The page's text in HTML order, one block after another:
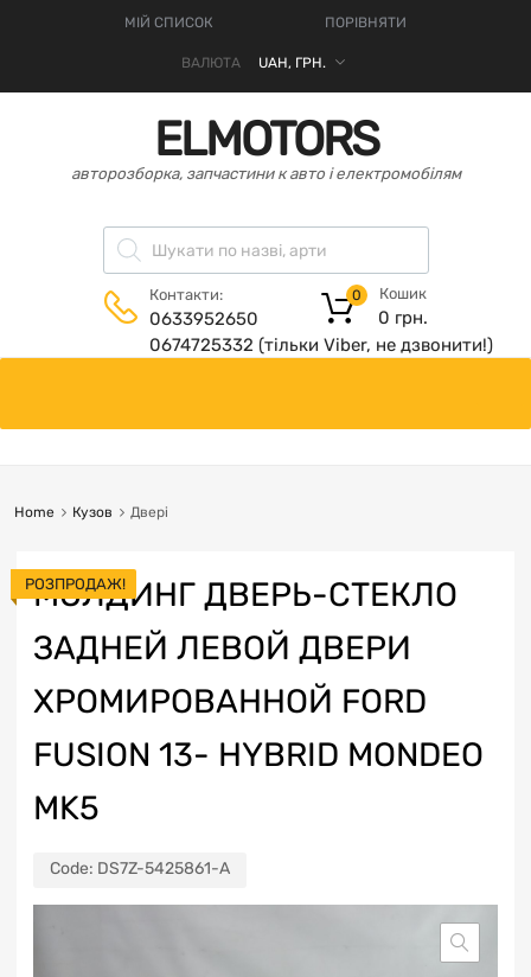
МІЙ СПИСОК ПОРІВНЯТИ
ВАЛЮТА
ELMOTORS
авторозборка, запчастини к авто і електромобілям
Контакти:
0633952650
0674725332 (тільки Viber, не дзвонити!)
Кошик
0 грн.
0
Home Кузов Двері
МОЛДИНГ ДВЕРЬ-СТЕКЛО
ЗАДНЕЙ ЛЕВОЙ ДВЕРИ
ХРОМИРОВАННОЙ FORD
FUSION 13- HYBRID MONDEO
MK5
Code: DS7Z-5425861-A
РОЗПРОДАЖ!